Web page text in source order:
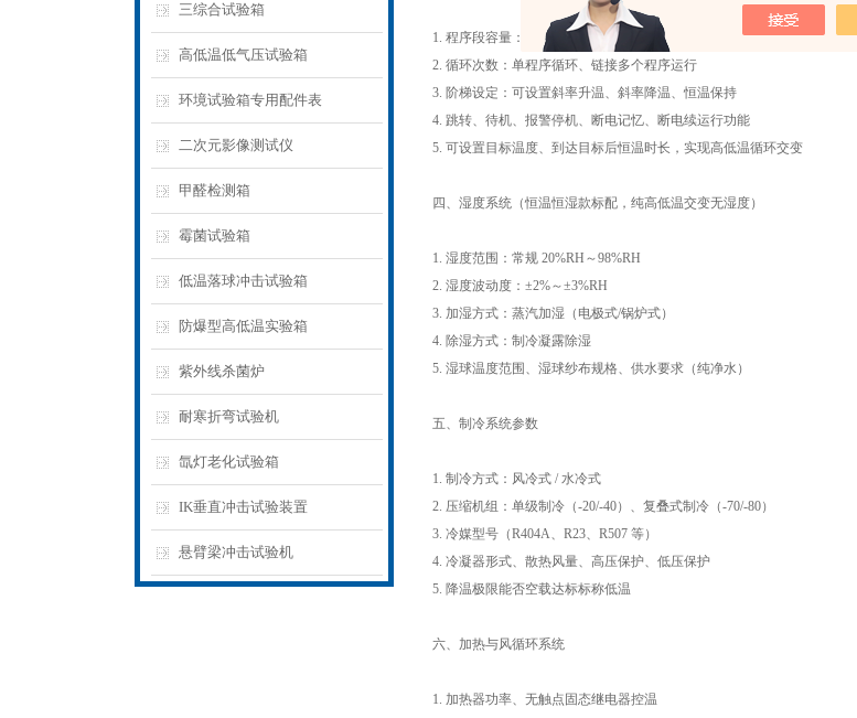
三综合试验箱
高低温低气压试验箱
环境试验箱专用配件表
二次元影像测试仪
甲醛检测箱
霉菌试验箱
低温落球冲击试验箱
防爆型高低温实验箱
紫外线杀菌炉
耐寒折弯试验机
氙灯老化试验箱
IK垂直冲击试验装置
悬臂梁冲击试验机
1. 程序段容量：可编辑多少段程序、单段最长运行时间
2. 循环次数：单程序循环、链接多个程序运行
3. 阶梯设定：可设置斜率升温、斜率降温、恒温保持
4. 跳转、待机、报警停机、断电记忆、断电续运行功能
5. 可设置目标温度、到达目标后恒温时长，实现高低温循环交变
四、湿度系统（恒温恒湿款标配，纯高低温交变无湿度）
1. 湿度范围：常规 20%RH～98%RH
2. 湿度波动度：±2%～±3%RH
3. 加湿方式：蒸汽加湿（电极式/锅炉式）
4. 除湿方式：制冷凝露除湿
5. 湿球温度范围、湿球纱布规格、供水要求（纯净水）
五、制冷系统参数
1. 制冷方式：风冷式 / 水冷式
2. 压缩机组：单级制冷（-20/-40）、复叠式制冷（-70/-80）
3. 冷媒型号（R404A、R23、R507 等）
4. 冷凝器形式、散热风量、高压保护、低压保护
5. 降温极限能否空载达标标称低温
六、加热与风循环系统
1. 加热器功率、无触点固态继电器控温